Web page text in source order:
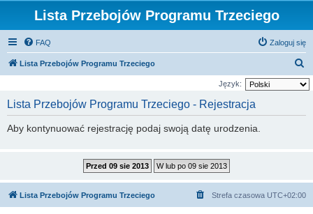
Lista Przebojów Programu Trzeciego
FAQ Zaloguj się
Lista Przebojów Programu Trzeciego
z
Język:
Lista Przebojów Programu Trzeciego - Rejestracja
Aby kontynuować rejestrację podaj swoją datę urodzenia.
Lista Przebojów Programu Trzeciego Strefa czasowa UTC+02:00